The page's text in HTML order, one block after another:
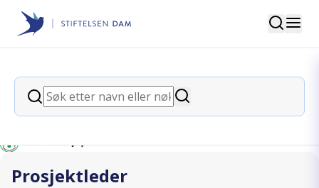
Stiftelsen Dam
Søk
Søk
Søk
back
Beredskap utenfor Vei
Prosjektleder